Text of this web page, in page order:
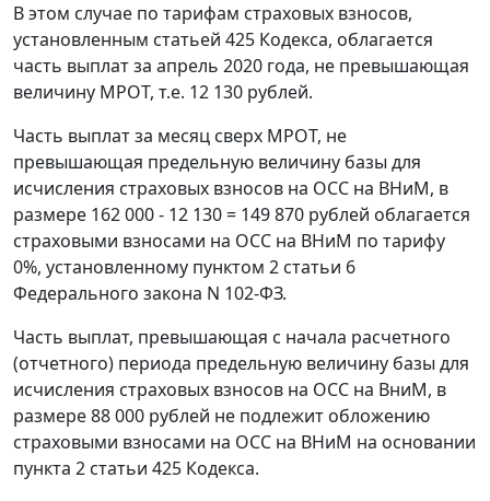
В этом случае по тарифам страховых взносов,
установленным статьей 425 Кодекса, облагается
часть выплат за апрель 2020 года, не превышающая
величину МРОТ, т.е. 12 130 рублей.
Часть выплат за месяц сверх МРОТ, не
превышающая предельную величину базы для
исчисления страховых взносов на ОСС на ВНиМ, в
размере 162 000 - 12 130 = 149 870 рублей облагается
страховыми взносами на ОСС на ВНиМ по тарифу
0%, установленному пунктом 2 статьи 6
Федерального закона N 102-ФЗ.
Часть выплат, превышающая с начала расчетного
(отчетного) периода предельную величину базы для
исчисления страховых взносов на ОСС на ВниМ, в
размере 88 000 рублей не подлежит обложению
страховыми взносами на ОСС на ВНиМ на основании
пункта 2 статьи 425 Кодекса.